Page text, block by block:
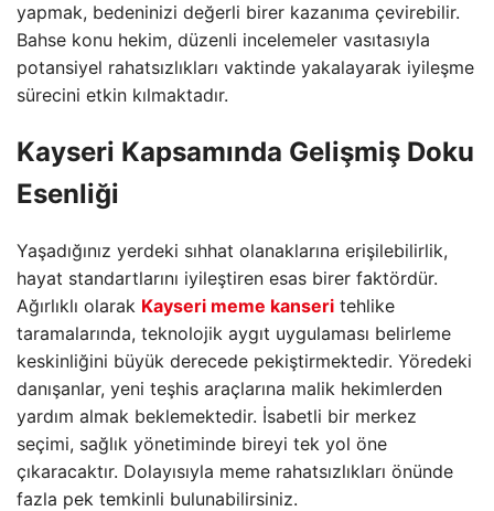
yapmak, bedeninizi değerli birer kazanıma çevirebilir.
Bahse konu hekim, düzenli incelemeler vasıtasıyla
potansiyel rahatsızlıkları vaktinde yakalayarak iyileşme
sürecini etkin kılmaktadır.
Kayseri Kapsamında Gelişmiş Doku
Esenliği
Yaşadığınız yerdeki sıhhat olanaklarına erişilebilirlik,
hayat standartlarını iyileştiren esas birer faktördür.
Ağırlıklı olarak Kayseri meme kanseri tehlike
taramalarında, teknolojik aygıt uygulaması belirleme
keskinliğini büyük derecede pekiştirmektedir. Yöredeki
danışanlar, yeni teşhis araçlarına malik hekimlerden
yardım almak beklemektedir. İsabetli bir merkez
seçimi, sağlık yönetiminde bireyi tek yol öne
çıkaracaktır. Dolayısıyla meme rahatsızlıkları önünde
fazla pek temkinli bulunabilirsiniz.